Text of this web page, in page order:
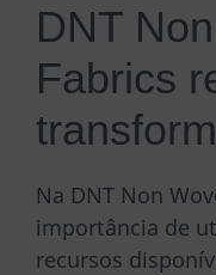
DNT
Fabrics
Na DNT Non
importância de
recursos